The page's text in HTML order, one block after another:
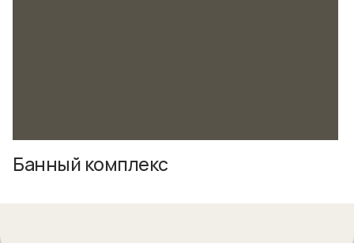
Банный комплекс